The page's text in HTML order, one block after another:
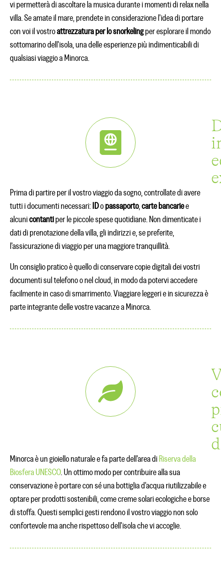
vi permetterà di ascoltare la musica durante i momenti di relax nella
villa. Se amate il mare, prendete in considerazione l'idea di portare
con voi il vostroattrezzatura per lo snorkelingper esplorare il mondo
sottomarino dell'isola, una delle esperienze più indimenticabili di
qualsiasi viaggio a Minorca.
Prima di partire per il vostro viaggio da sogno, controllate di avere
tutti i documenti necessari: IDopassaporto,carte bancariee
alcunicontantiper le piccole spese quotidiane. Non dimenticate i
dati di prenotazione della villa, gli indirizzi e, se preferite,
l'assicurazione di viaggio per una maggiore tranquillità.
Un consiglio pratico è quello di conservare copie digitali dei vostri
documenti sul telefono o nel cloud, in modo da potervi accedere
facilmente in caso di smarrimento. Viaggiare leggeri e in sicurezza è
parte integrante delle vostre vacanze a Minorca.
Minorca è un gioiello naturale e fa parte dell'area di Riserva della
Biosfera UNESCO. Un ottimo modo per contribuire alla sua
conservazione è portare con sé una bottiglia d'acqua riutilizzabile e
optare per prodotti sostenibili, come creme solari ecologiche e borse
di stoffa. Questi semplici gesti rendono il vostro viaggio non solo
confortevole ma anche rispettoso dell'isola che vi accoglie.